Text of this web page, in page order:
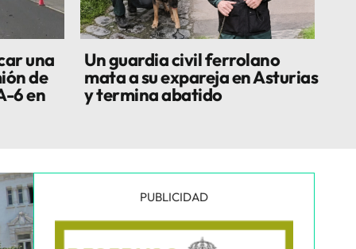
una
de
6 en
Un guardia civil ferrolano
mata a su expareja en Asturias
y termina abatido
PUBLICIDAD